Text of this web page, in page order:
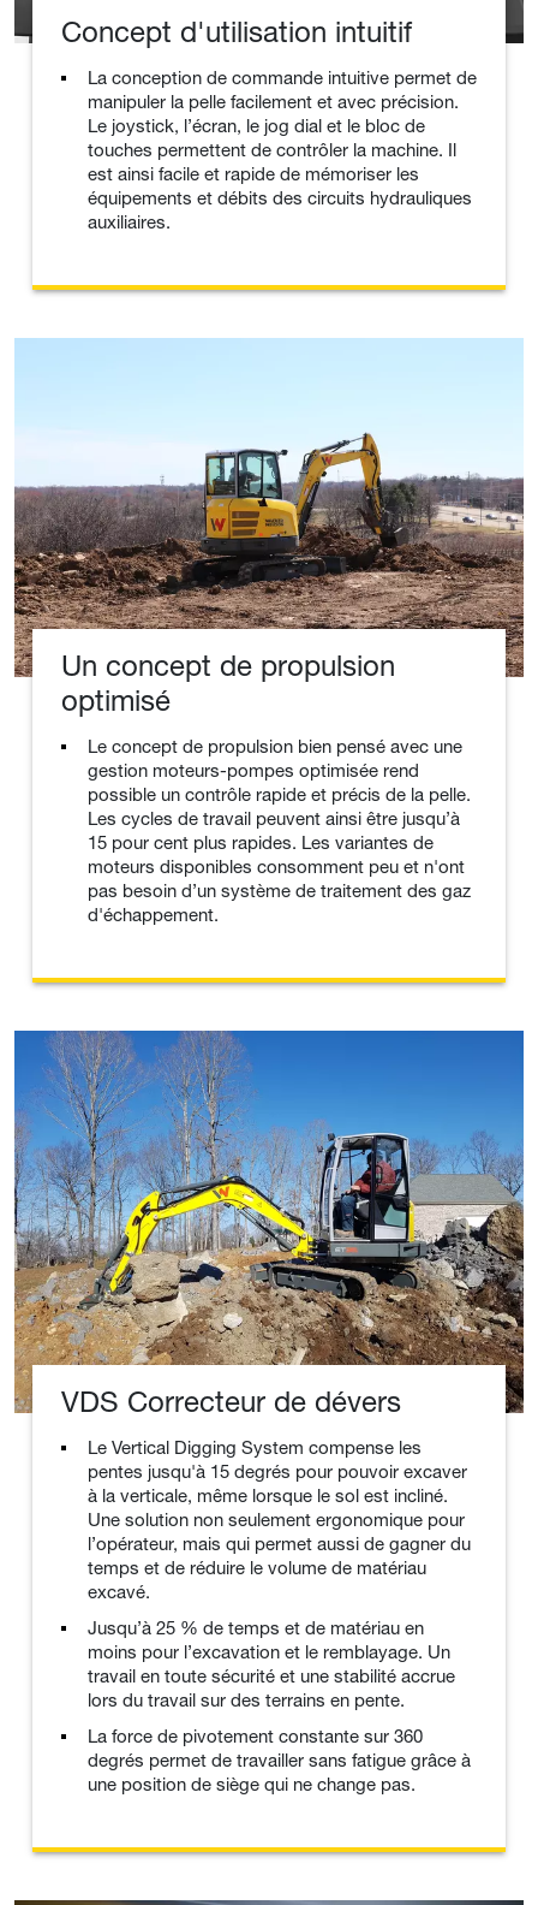
Concept d'utilisation intuitif
La conception de commande intuitive permet de
manipuler la pelle facilement et avec précision.
Le joystick, l’écran, le jog dial et le bloc de
touches permettent de contrôler la machine. Il
est ainsi facile et rapide de mémoriser les
équipements et débits des circuits hydrauliques
auxiliaires.
Un concept de propulsion
optimisé
Le concept de propulsion bien pensé avec une
gestion moteurs-pompes optimisée rend
possible un contrôle rapide et précis de la pelle.
Les cycles de travail peuvent ainsi être jusqu’à
15 pour cent plus rapides. Les variantes de
moteurs disponibles consomment peu et n'ont
pas besoin d’un système de traitement des gaz
d'échappement.
VDS Correcteur de dévers
Le Vertical Digging System compense les
pentes jusqu'à 15 degrés pour pouvoir excaver
à la verticale, même lorsque le sol est incliné.
Une solution non seulement ergonomique pour
l’opérateur, mais qui permet aussi de gagner du
temps et de réduire le volume de matériau
excavé.
Jusqu’à 25 % de temps et de matériau en
moins pour l’excavation et le remblayage. Un
travail en toute sécurité et une stabilité accrue
lors du travail sur des terrains en pente.
La force de pivotement constante sur 360
degrés permet de travailler sans fatigue grâce à
une position de siège qui ne change pas.